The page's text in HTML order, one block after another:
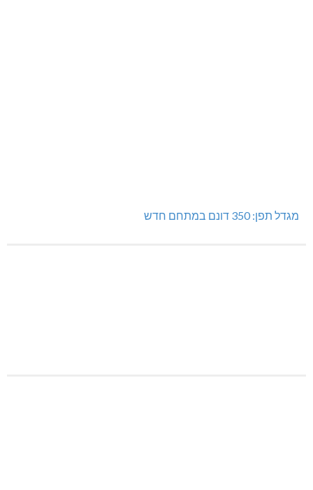
מגדל תפן: 350 דונם במתחם חדש